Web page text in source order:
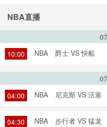
NBA直播
10:00
NBA 爵士 VS 快船
04:00
NBA 尼克斯 VS 活塞
04:30 NBA 步行者 VS 猛龙